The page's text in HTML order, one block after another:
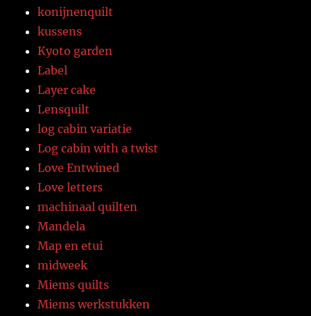
konijnenquilt
kussens
Kyoto garden
Label
Layer cake
Lensquilt
log cabin variatie
Log cabin with a twist
Love Entwined
Love letters
machinaal quilten
Mandela
Map en etui
midweek
Miems quilts
Miems werkstukken